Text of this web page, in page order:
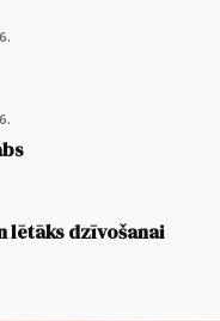
lētāks dzīvošanai